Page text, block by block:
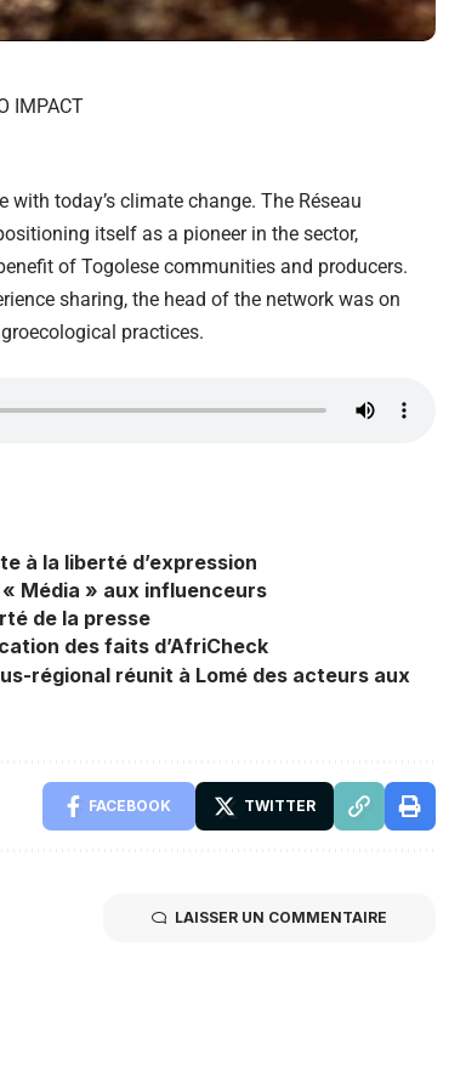
IMPACT
today’s climate change. The Réseau
itself as a pioneer in the sector,
of Togolese communities and producers.
sharing, the head of the network was on
practices.
à la liberté d’expression
« Média » aux influenceurs
de la presse
des faits d’AfriCheck
régional réunit à Lomé des acteurs aux
FACEBOOK TWITTER
LAISSER UN COMMENTAIRE